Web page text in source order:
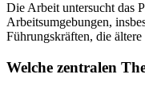
Die Arbeit untersucht das
Arbeitsumgebungen,
Führungskräften, die
Welche zentralen